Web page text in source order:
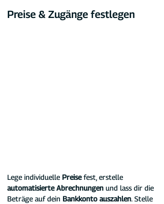
Preise & Zugänge festlegen
Lege individuelle Preise fest, erstelle
automatisierte Abrechnungen und lass dir die
Beträge auf dein Bankkonto auszahlen. Stelle